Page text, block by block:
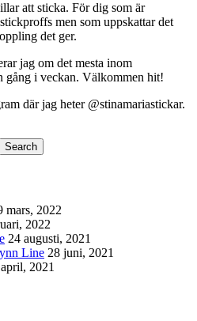
att sticka. För dig som är
men som uppskattar det
det ger.
jag om det mesta inom
gång i veckan. Välkommen hit!
där jag heter @stinamariastickar.
Search
mars, 2022
2022
24 augusti, 2021
Line 28 juni, 2021
2021